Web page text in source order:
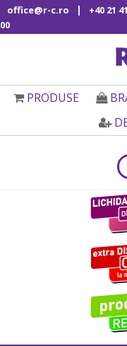
office@r-c.ro |
+40 21
00
PRODUSE